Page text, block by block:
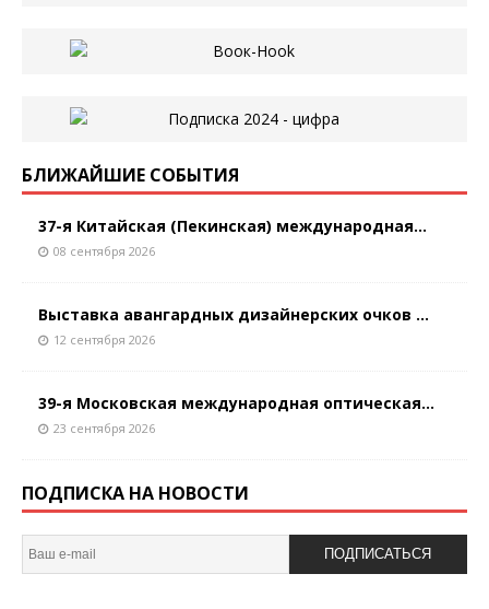
БЛИЖАЙШИЕ СОБЫТИЯ
37-я Китайская (Пекинская) международная...
08 сентября 2026
Выставка авангардных дизайнерских очков ...
12 сентября 2026
39-я Московская международная оптическая...
23 сентября 2026
ПОДПИСКА НА НОВОСТИ
ПОДПИСАТЬСЯ